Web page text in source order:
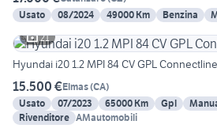
Usato
08/2024 49000 Km Benzina
21
Hyundai i20 1.2 MPI 84 CV GPL Connectline
15.500 €Elmas(CA)
Usato
07/2023 65000 Km Gpl
Rivenditore AMautomobili